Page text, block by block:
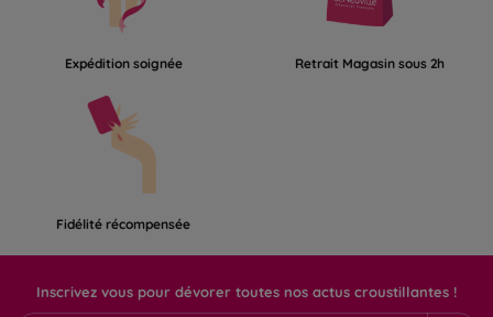
Expédition soignée Retrait Magasin sous 2h
Fidélité récompensée
Inscrivez vous pour dévorer toutes nos actus croustillantes !